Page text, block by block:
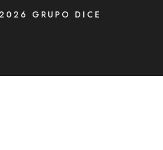
GRUPO DICE